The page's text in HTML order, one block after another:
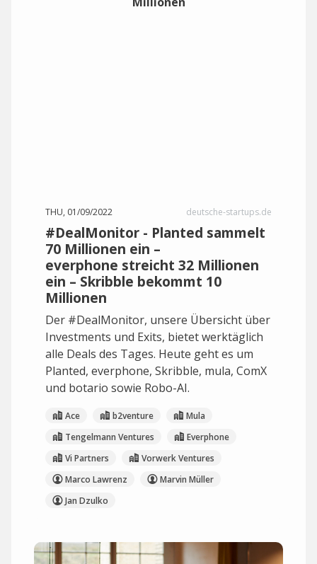
THU, 01/09/2022 deutsche-startups.de
#DealMonitor - Planted sammelt
70 Millionen ein –
everphone streicht 32 Millionen
ein – Skribble bekommt 10
Millionen
Der #DealMonitor, unsere Übersicht über
Investments und Exits, bietet werktäglich
alle Deals des Tages. Heute geht es um
Planted, everphone, Skribble, mula, ComX
und botario sowie Robo-AI.
Ace b2venture
Mula
Tengelmann Ventures
Everphone
Vi Partners
Vorwerk Ventures
Marco Lawrenz
Marvin Müller
Jan Dzulko